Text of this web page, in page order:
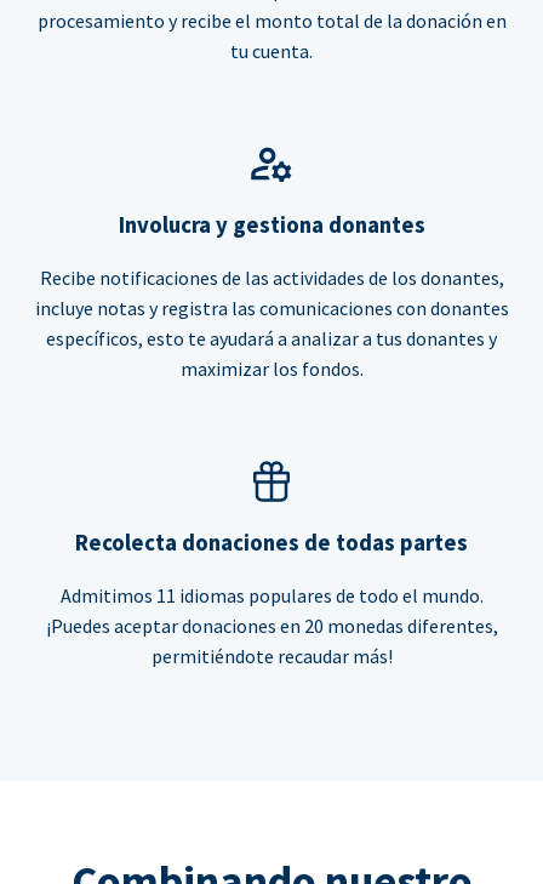
procesamiento y recibe el monto total de la donación en
tu cuenta.
Involucra y gestiona donantes
Recibe notificaciones de las actividades de los donantes,
incluye notas y registra las comunicaciones con donantes
específicos, esto te ayudará a analizar a tus donantes y
maximizar los fondos.
Recolecta donaciones de todas partes
Admitimos 11 idiomas populares de todo el mundo.
¡Puedes aceptar donaciones en 20 monedas diferentes,
permitiéndote recaudar más!